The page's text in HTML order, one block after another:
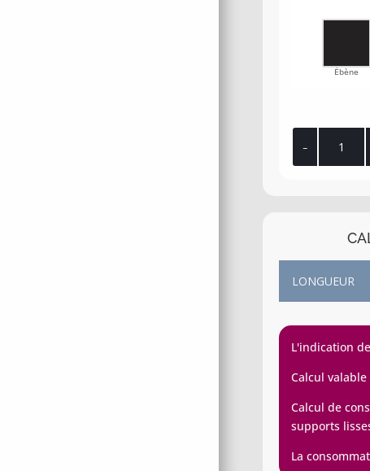
Ébène
L'indication
Calcul
Calcul de
supports
La